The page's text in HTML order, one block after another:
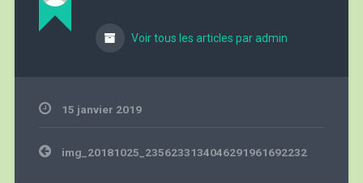
Voir tous les articles par admin
15 janvier 2019
Navigation
de
img_20181025_2356233134046291961692232